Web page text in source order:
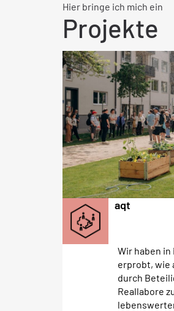
Hier bringe ich mich ein
Projekte
aqt
Wir haben in
erprobt, wie
durch
Reallabore